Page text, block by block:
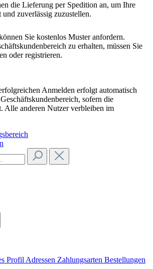
die Lieferung per Spedition an, um Ihre
zuverlässig zuzustellen.
Sie kostenlos Muster anfordern.
zu erhalten, müssen Sie
oder registrieren.
Anmelden erfolgt automatisch
sofern die
Alle anderen Nutzer verbleiben im
Profil Adressen Zahlungsarten Bestellungen